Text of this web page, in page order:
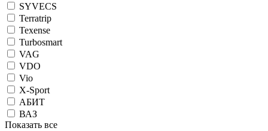
SYVECS
Terratrip
Texense
Turbosmart
VAG
VDO
Vio
X-Sport
АБИТ
ВАЗ
Показать все